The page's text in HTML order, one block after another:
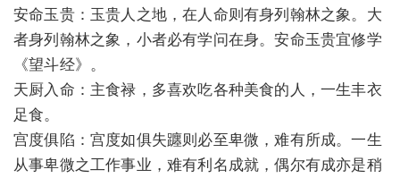
安命玉贵：玉贵人之地，在人命则有身列翰林之象。大
者身列翰林之象，小者必有学问在身。安命玉贵宜修学
《望斗经》。
天厨入命：主食禄，多喜欢吃各种美食的人，一生丰衣
足食。
宫度俱陷：宫度如俱失躔则必至卑微，难有所成。一生
从事卑微之工作事业，难有利名成就，偶尔有成亦是稍